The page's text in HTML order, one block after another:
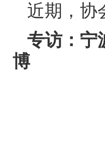
近期，协
专访：宁
博